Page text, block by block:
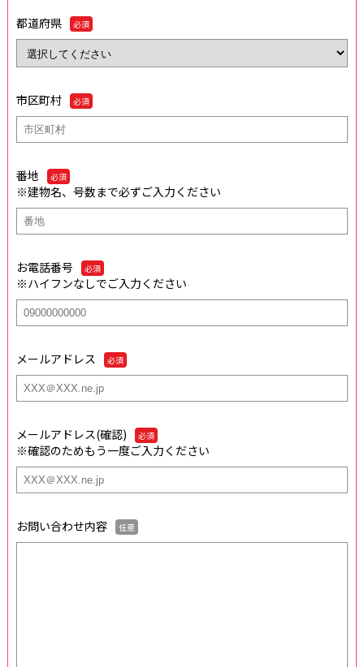
都道府県 必須
市区町村 必須
番地 必須
※建物名、号数まで必ずご入力ください
お電話番号 必須
※ハイフンなしでご入力ください
メールアドレス 必須
メールアドレス(確認) 必須
※確認のためもう一度ご入力ください
お問い合わせ内容 任意